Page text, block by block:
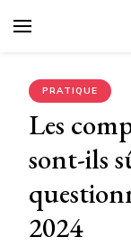
PRATIQUE
Les
sont-ils
2024